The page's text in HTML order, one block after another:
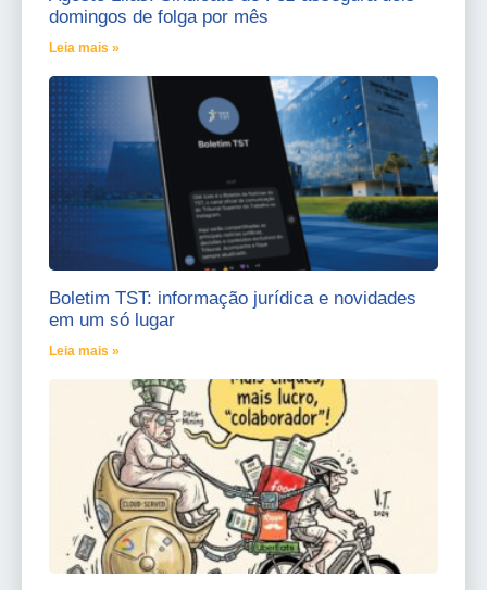
domingos de folga por mês
Leia mais »
Boletim TST: informação jurídica e novidades
em um só lugar
Leia mais »